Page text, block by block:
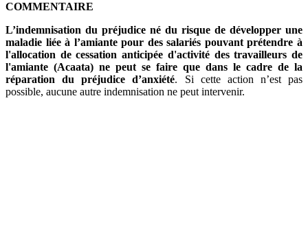
COMMENTAIRE
L’indemnisation du préjudice né du risque de développer une
maladie liée à l’amiante pour des salariés pouvant prétendre à
l'allocation de cessation anticipée d'activité des travailleurs de
l'amiante (Acaata) ne peut se faire que dans le cadre de la
réparation du préjudice d’anxiété. Si cette action n’est pas
possible, aucune autre indemnisation ne peut intervenir.